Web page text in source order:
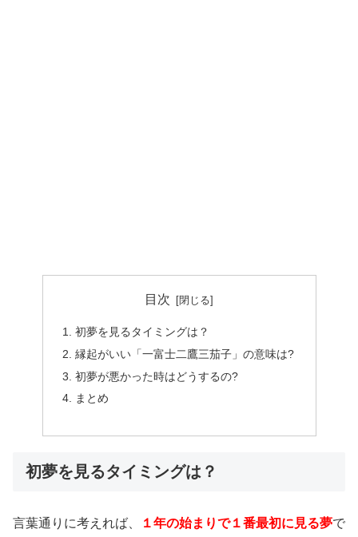
目次
初夢を見るタイミングは？
縁起がいい「一富士二鷹三茄子」の意味は?
初夢が悪かった時はどうするの?
まとめ
初夢を見るタイミングは？
言葉通りに考えれば、 １年の始まりで１番最初に見る夢で